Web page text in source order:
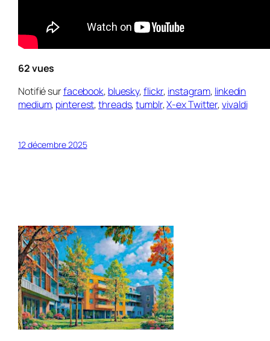
62 vues
Notifié surfacebook, bluesky,flickr, instagram, linkedin
medium, pinterest,threads,tumblr,X-ex Twitter,vivaldi
12 décembre 2025